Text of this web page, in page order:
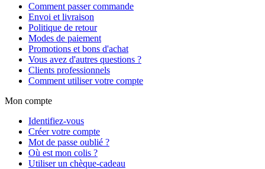
Comment passer commande
Envoi et livraison
Politique de retour
Modes de paiement
Promotions et bons d'achat
Vous avez d'autres questions ?
Clients professionnels
Comment utiliser votre compte
Mon compte
Identifiez-vous
Créer votre compte
Mot de passe oublié ?
Où est mon colis ?
Utiliser un chèque-cadeau